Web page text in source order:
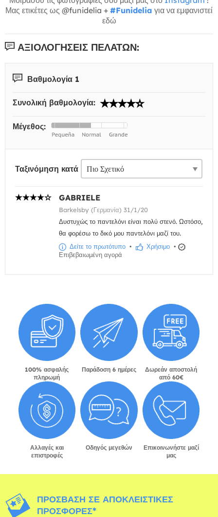
Μας ετικέτες ως @funidelia + #Funidelia για να εμφανιστεί
εδώ
ΑΞΙΟΛΟΓΉΣΕΙΣ ΠΕΛΑΤΏΝ:
Βαθμολογία 1
Συνολική βαθμολογία:
Μέγεθος:
Ταξινόμηση κατά
GABRIELE
Barkelsby (Γερμανία) 31/1/20
Δυστυχώς το παντελόνι είναι πολύ στενό. Ωστόσο,
θα φορέσω το δικό μου παντελόνι μαζί του.
Δείτε το πρωτότυπο • Χρήσιμο •
Επιβεβαιωμένη αγορά
100% ασφαλής
πληρωμή
Παράδοση 6 ημέρες
Δωρεάν αποστολή
από 60€
Αλλαγές και
επιστροφές
Οδηγός μεγεθών
Επικοινωνήστε μαζί
μας
ΠΡΌΣΒΑΣΗ ΣΕ ΑΠΟΚΛΕΙΣΤΙΚΈΣ
ΠΡΟΣΦΟΡΈΣ*